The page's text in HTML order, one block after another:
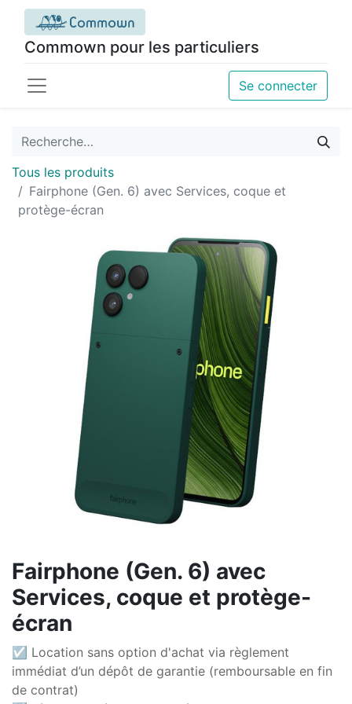
Commown pour les particuliers
Se connecter
Tous les produits
Fairphone (Gen. 6) avec Services, coque et
protège-écran
Fairphone (Gen. 6) avec
Services, coque et protège-
écran
☑ Location sans option d'achat via règlement
immédiat d’un dépôt de garantie (remboursable en fin
de contrat)